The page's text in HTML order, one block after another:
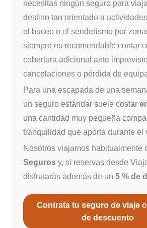
necesitas ningún seguro para
destino tan orientado a
el buceo o el senderismo por
siempre es recomendable contar
cobertura adicional ante
cancelaciones o pérdida de
Para una escapada de una
un seguro estándar suele costar
una cantidad muy pequeña
tranquilidad que aporta durante el
Nosotros viajamos habitualmente
Segurosy, si reservas desde
disfrutarás además de un 5 % de
Contrata tu seguro de viaje
de descuento